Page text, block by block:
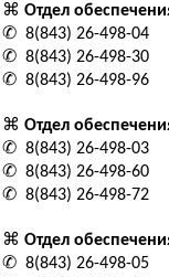
⌘ Отдел
✆ 8(843) 26-498-04
✆ 8(843) 26-498-30
✆ 8(843) 26-498-96
⌘ Отдел
✆ 8(843) 26-498-03
✆ 8(843) 26-498-60
✆ 8(843) 26-498-72
⌘ Отдел
✆ 8(843) 26-498-05